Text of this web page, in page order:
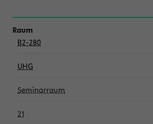
B2-280
UHG
Seminarraum
21